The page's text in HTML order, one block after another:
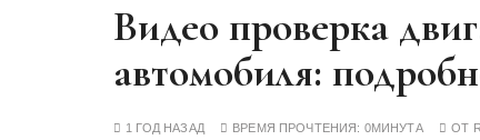
Видео проверка
автомобиля:
1 ГОД НАЗАД ВРЕМЯ ПРОЧТЕНИЯ: 0МИНУТА ОТ